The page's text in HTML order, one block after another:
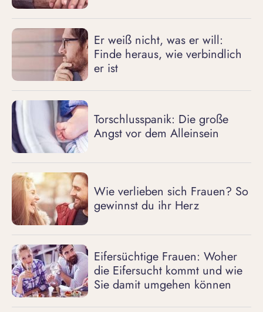
Er weiß nicht, was er will:
Finde heraus, wie verbindlich
er ist
Torschlusspanik: Die große
Angst vor dem Alleinsein
Wie verlieben sich Frauen? So
gewinnst du ihr Herz
Eifersüchtige Frauen: Woher
die Eifersucht kommt und wie
Sie damit umgehen können